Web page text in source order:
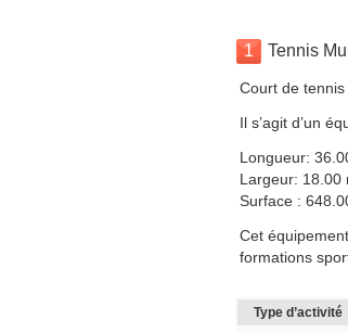
1 Tennis
Court de
Il s’agit d’un
Longueur:
Largeur: 18.00
Surface :
Cet
formations
Type d’activité